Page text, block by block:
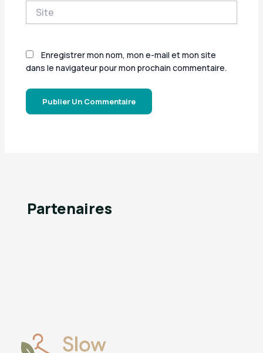
Enregistrer mon nom, mon e-mail et mon site
dans le navigateur pour mon prochain commentaire.
Partenaires